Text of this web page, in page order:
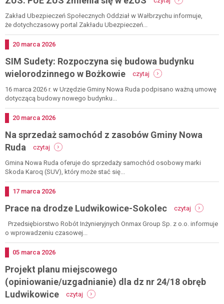
zus:
pue
ezus
Zakład Ubezpieczeń Społecznych Oddział w Wałbrzychu informuje,
że dotychczasowy portal Zakładu Ubezpieczeń...
Dodano
20 marca 2026
SIM Sudety: Rozpoczyna się budowa budynku
wielorodzinnego w Bożkowie
czytaj
sim
sudety:
wielorodzinnego
16 marca 2026 r. w Urzędzie Gminy Nowa Ruda podpisano ważną umowę
dotyczącą budowy nowego budynku...
Dodano
20 marca 2026
Na sprzedaż samochód z zasobów Gminy Nowa
Ruda
czytaj
na
sprzedaż
samochód
zasobów
nowa
Gmina Nowa Ruda oferuje do sprzedaży samochód osobowy marki
Skoda Karoq (SUV), który może stać się...
Dodano
17 marca 2026
Prace na drodze Ludwikowice-Sokolec czytaj
prace
na
Przedsiębiorstwo Robót Inżynieryjnych Onmax Group Sp. z o.o. informuje
o wprowadzeniu czasowej...
Dodano
05 marca 2026
Projekt planu miejscowego
(opiniowanie/uzgadnianie) dla dz nr 24/18 obręb
Ludwikowice
czytaj
projekt